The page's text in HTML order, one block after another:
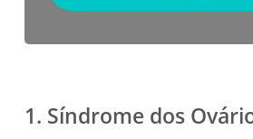
1. Síndrome dos